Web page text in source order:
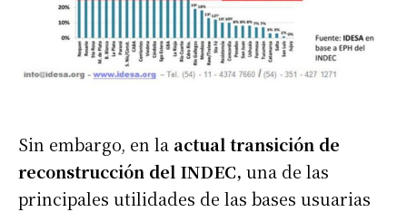
Sin embargo, en la actual transición de
reconstrucción del INDEC, una de las
principales utilidades de las bases usuarias